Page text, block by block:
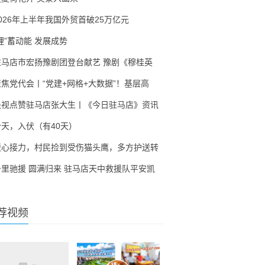
年上半年我国外贸首破25万亿元
”蓄动能 发展成势
店市宏扬豫剧团登台献艺 豫剧《穆桂英
党代会丨“党建+网格+大数据”！基层高
点赞驻马店张大生丨《今日驻马店》资讯
，入伏（有40天）
接力，村民捡到受伤猫头鹰，多方护送转
驰援 圆满归来 驻马店天中救援队平安凯
视频